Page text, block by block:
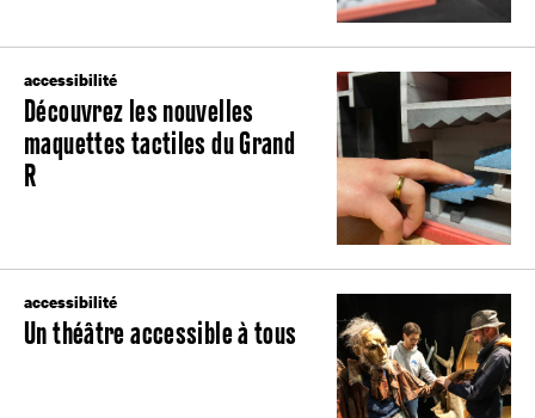
accessibilité
Découvrez les nouvelles
maquettes tactiles du Grand
R
accessibilité
Un théâtre accessible à tous